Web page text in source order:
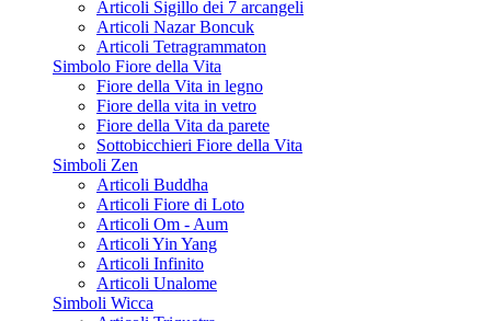
Articoli Sigillo dei 7 arcangeli
Articoli Nazar Boncuk
Articoli Tetragrammaton
Simbolo Fiore della Vita
Fiore della Vita in legno
Fiore della vita in vetro
Fiore della Vita da parete
Sottobicchieri Fiore della Vita
Simboli Zen
Articoli Buddha
Articoli Fiore di Loto
Articoli Om - Aum
Articoli Yin Yang
Articoli Infinito
Articoli Unalome
Simboli Wicca